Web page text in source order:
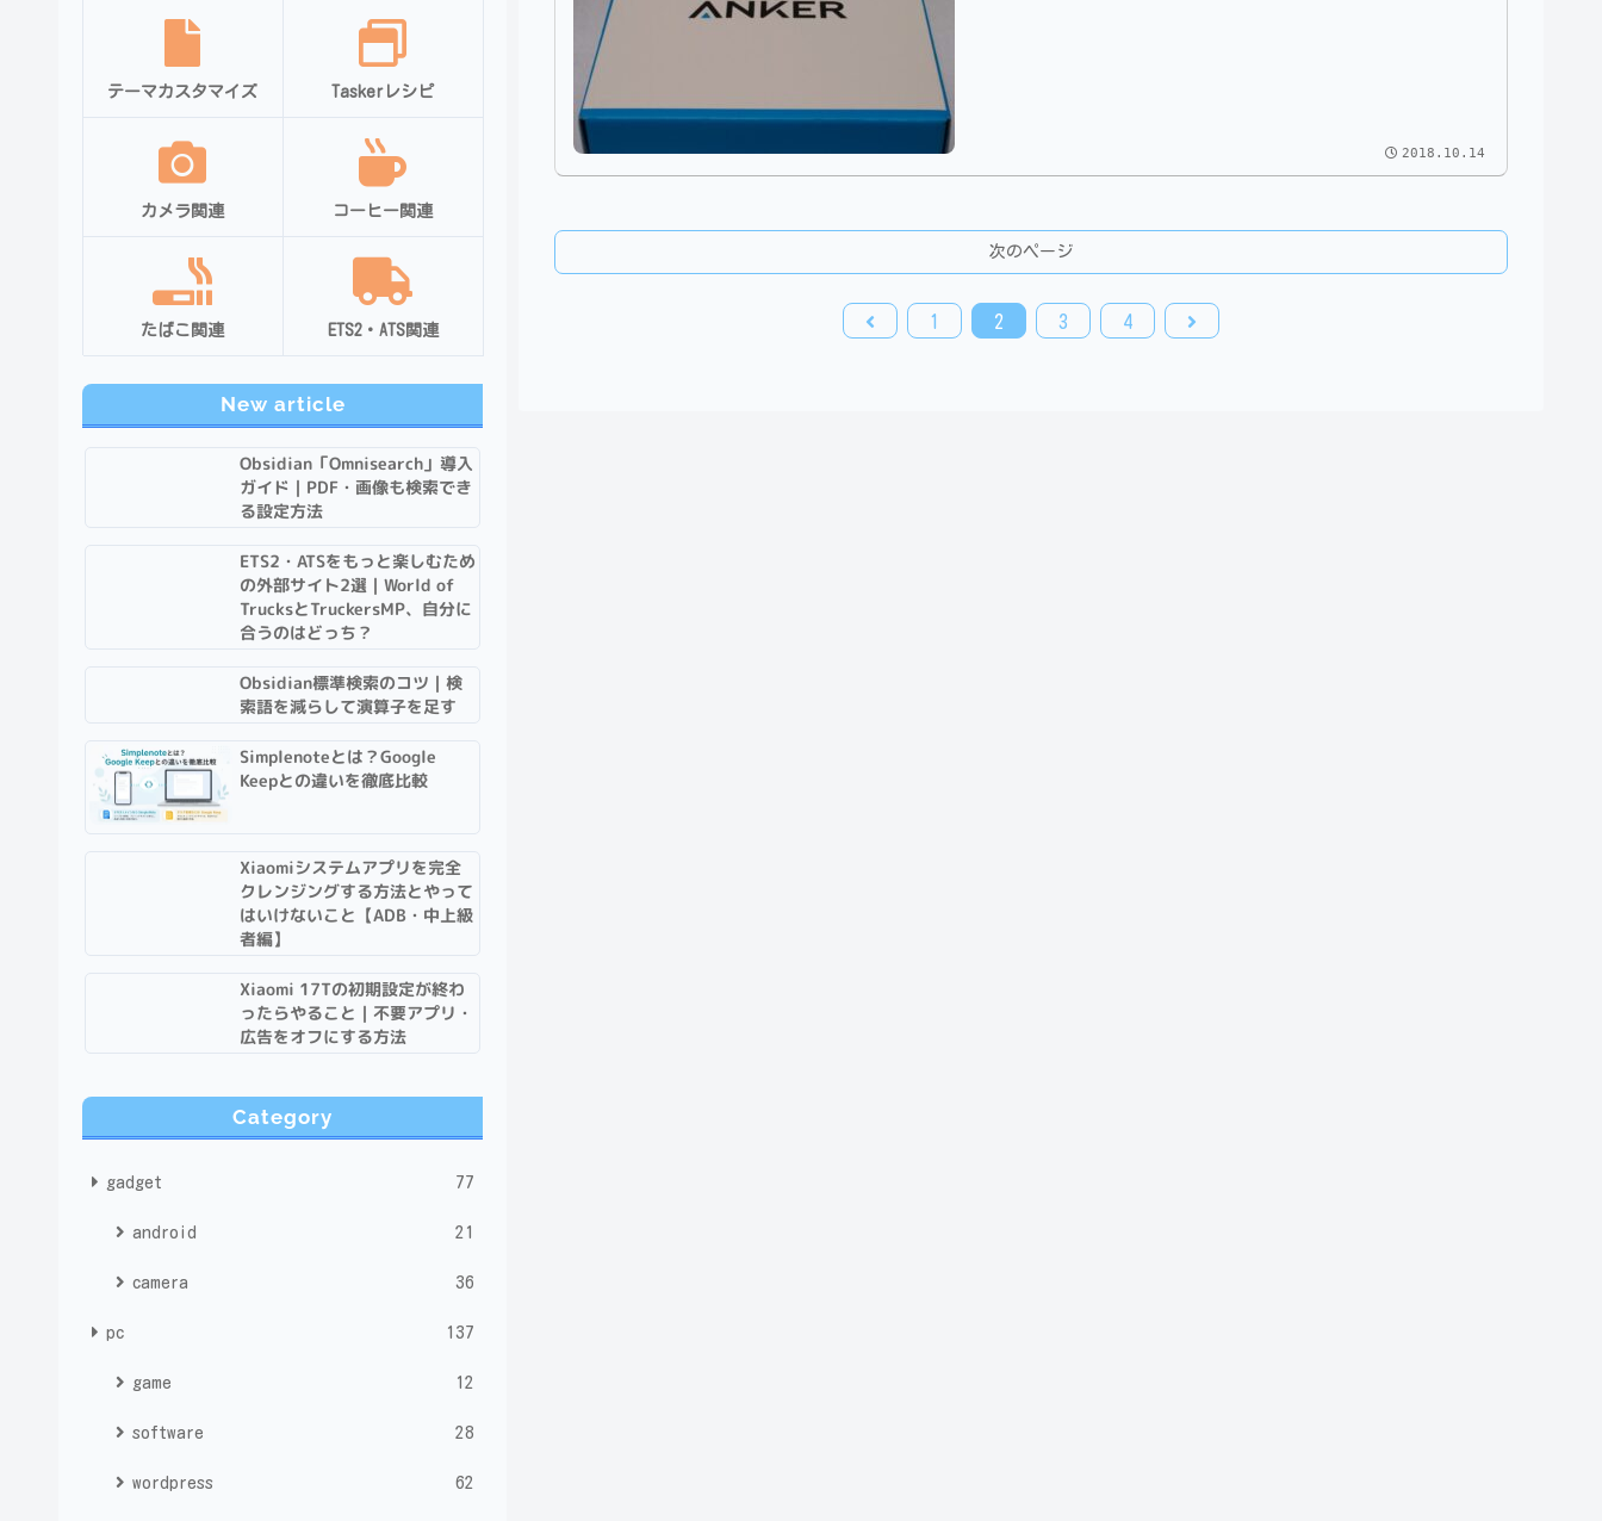
2018.10.14
次のページ
前
1 2 3 4
次
テーマカスタマイズ Taskerレシピ
カメラ関連 コーヒー関連
たばこ関連 ETS2・ATS関連
New article
Obsidian「Omnisearch」導入
ガイド｜PDF・画像も検索でき
る設定方法
ETS2・ATSをもっと楽しむため
の外部サイト2選｜World of
TrucksとTruckersMP、自分に
合うのはどっち？
Obsidian標準検索のコツ｜検
索語を減らして演算子を足す
Simplenoteとは？Google
Keepとの違いを徹底比較
Xiaomiシステムアプリを完全
クレンジングする方法とやって
はいけないこと【ADB・中上級
者編】
Xiaomi 17Tの初期設定が終わ
ったらやること｜不要アプリ・
広告をオフにする方法
Category
gadget 77
android 21
camera 36
pc 137
game 12
software 28
wordpress 62